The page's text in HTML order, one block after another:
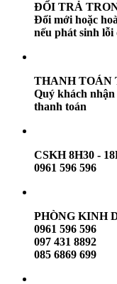
ĐỔI TRẢ
Đổi mới hoặc
nếu phát sinh lỗi
THANH TOÁN
Quý khách
thanh toán
CSKH 8H30 -
0961 596 596
PHÒNG KINH
0961 596 596
097 431 8892
085 6869 699